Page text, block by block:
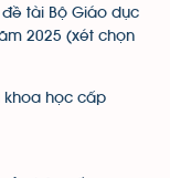
tài Bộ Giáo dục
2025 (xét chọn
khoa học cấp